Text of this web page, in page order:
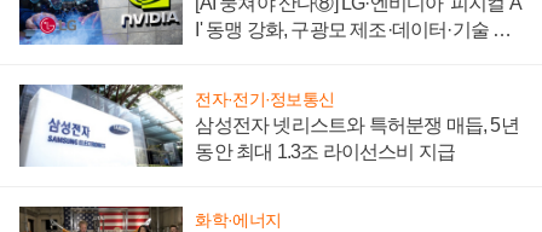
I' 동맹 강화, 구광모 제조·데이터·기술 결
전자·전기·정보통신
삼성전자 넷리스트와 특허분쟁 매듭, 5년
동안 최대 1.3조 라이선스비 지급
화학·에너지